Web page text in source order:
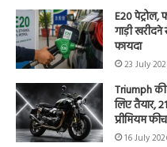
E20
गाड़ी
फायदा
23 July
Triumph
लिए तैयार,
प्रीमियम
16 July